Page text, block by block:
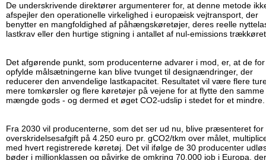
De underskrivende direktører argumenterer for, at denne metode
afspejler den operationelle virkelighed i europæisk vejtransport, der
benytter en mangfoldighed af påhængskøretøjer, deres reelle
lastkrav eller den hurtige stigning i antallet af nul-emissions
Det afgørende punkt, som producenterne advarer i mod, er, at de
opfylde målsætningerne kan blive tvunget til designændringer, der
reducerer den anvendelige lastkapacitet. Resultatet vil være flere
mere tomkørsler og flere køretøjer på vejene for at flytte den samme
mængde gods - og dermed et øget CO2-udslip i stedet for et mindre.
Fra 2030 vil producenterne, som det ser ud nu, blive præsenteret for
overskridelsesafgift på 4.250 euro pr. gCO2/tkm over målet,
med hvert registrerede køretøj. Det vil ifølge de 30 producenter
bøder i millionklassen og påvirke de omkring 70.000 job i Europa,